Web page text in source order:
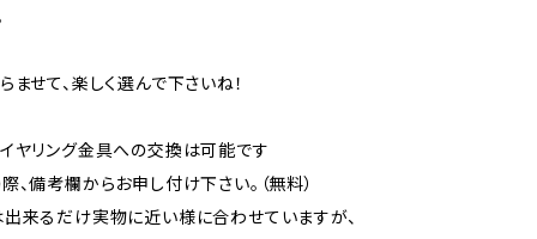
ませて、楽しく選んで下さいね！
ヤリング金具への交換は可能です
備考欄からお申し付け下さい。（無料）
来るだけ実物に近い様に合わせていますが、